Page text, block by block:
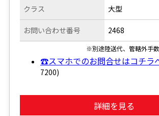
クラス
お問い合わせ番号
大型
2468
※別途陸送代、管轄外手
☎スマホでのお問合せはコチラ
7200)
詳細を見る